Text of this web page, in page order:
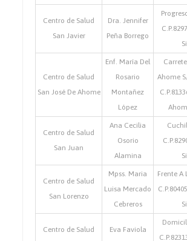
Centro de Salud
San Javier
Dra. Jennifer
Peña Borrego
Centro de Salud
San José De Ahome
Enf. María Del
Rosario
Montañez
López
Ahome
Centro de Salud
San Juan
Ana Cecilia
Osorio
Alamina
Centro de Salud
San Lorenzo
Mpss. Maria
Luisa Mercado
Cebreros
Frente A
Centro de Salud
Eva Faviola